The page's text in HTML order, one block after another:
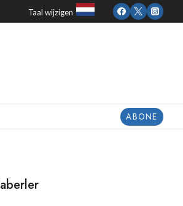
Taal wijzigen
ABONE